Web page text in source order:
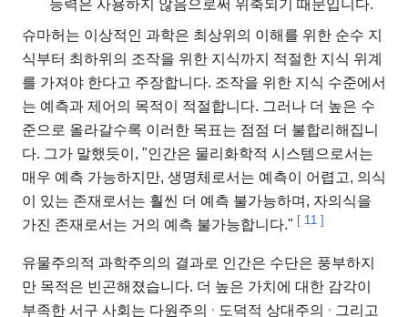
능력은 사용하지 않음으로써 위축되기 때문입니다.
슈마허는 이상적인 과학은 최상위의 이해를 위한 순수 지
식부터 최하위의 조작을 위한 지식까지 적절한 지식 위계
를 가져야 한다고 주장합니다. 조작을 위한 지식 수준에서
는 예측과 제어의 목적이 적절합니다. 그러나 더 높은 수
준으로 올라갈수록 이러한 목표는 점점 더 불합리해집니
다. 그가 말했듯이, "인간은 물리화학적 시스템으로서는
매우 예측 가능하지만, 생명체로서는 예측이 어렵고, 의식
이 있는 존재로서는 훨씬 더 예측 불가능하며, 자의식을
가진 존재로서는 거의 예측 불가능합니다." [ 11 ]
유물주의적 과학주의의 결과로 인간은 수단은 풍부하지
만 목적은 빈곤해졌습니다. 더 높은 가치에 대한 감각이
부족한 서구 사회는 다원주의
도덕적 상대주의 그리고